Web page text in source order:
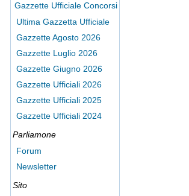
Gazzette Ufficiale Concorsi
Ultima Gazzetta Ufficiale
Gazzette Agosto 2026
Gazzette Luglio 2026
Gazzette Giugno 2026
Gazzette Ufficiali 2026
Gazzette Ufficiali 2025
Gazzette Ufficiali 2024
Parliamone
Forum
Newsletter
Sito